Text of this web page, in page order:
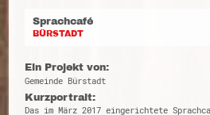
Sprachcafé
BÜRSTADT
Ein Projekt von:
Gemeinde Bürstadt
Kurzportrait:
Das im März 2017 eingerichtete